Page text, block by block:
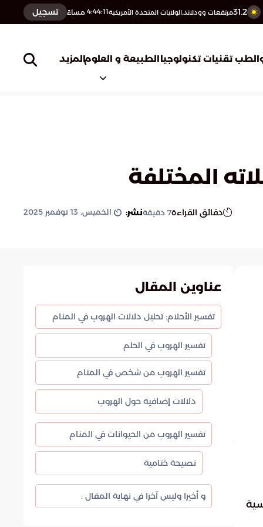
31.2مرتفعات وودلاند,الولايات المتحدة الأمريكية4:44:12 مساءً تسجيل
تقنيات تكنولوجياالطبيعة و العلومالمزيد
المختلفة
دقائق القراءة7 دقيقةنشر: الخميس, 13 نوفمبر 2025
عناوين المقال
تفسير الأحلام: تحليل دلالات الهروب في المنام
تفسير الهروب في الحلم
تفسير الهروب من شخص في المنام
دلالات إضافية حول الهروب
تفسير الهروب من الحيوانات في المنام
نصيحة ختامية
و أخيرا وليس آخرا في نهاية المقال :